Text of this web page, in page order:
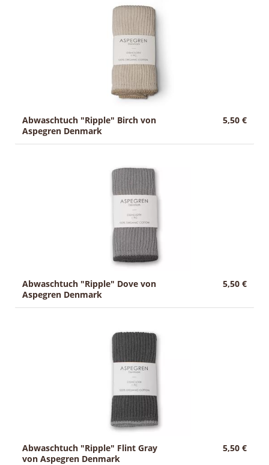
Abwaschtuch "Ripple" Birch von
Aspegren Denmark
5,50 €
Abwaschtuch "Ripple" Dove von
Aspegren Denmark
5,50 €
Abwaschtuch "Ripple" Flint Gray
von Aspegren Denmark
5,50 €